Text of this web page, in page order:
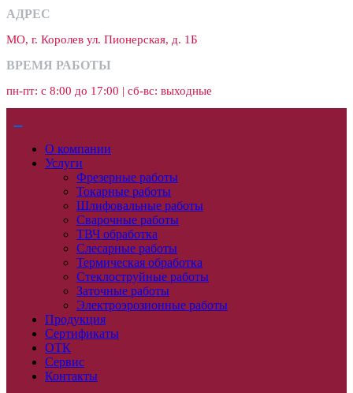
АДРЕС
МО, г. Королев ул. Пионерская, д. 1Б
ВРЕМЯ РАБОТЫ
пн-пт: с 8:00 до 17:00 | сб-вс: выходные
О компании
Услуги
Фрезерные работы
Токарные работы
Шлифовальные работы
Сварочные работы
ТВЧ обработка
Слесарные работы
Термическая обработка
Стеклоструйные работы
Заточные работы
Электроэрозионные работы
Продукция
Сертификаты
ОТК
Сервис
Контакты